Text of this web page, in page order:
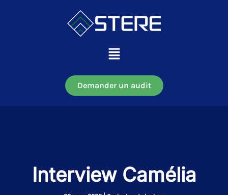
Main
Menu
Demander un audit
Interview Camélia